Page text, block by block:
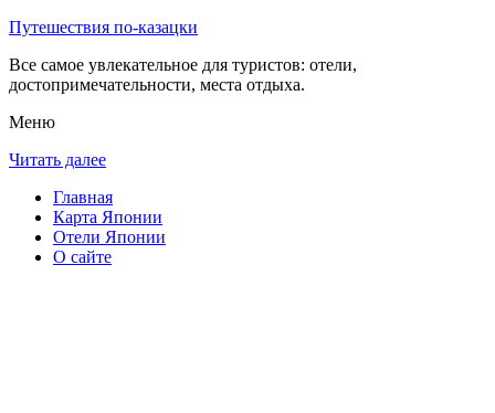
Путешествия по-казацки
Все самое увлекательное для туристов: отели,
достопримечательности, места отдыха.
Меню
Читать далее
Главная
Карта Японии
Отели Японии
О сайте